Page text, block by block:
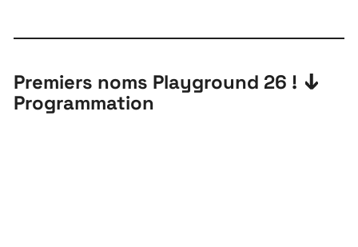
Programmation
Premiers noms Playground 26 !